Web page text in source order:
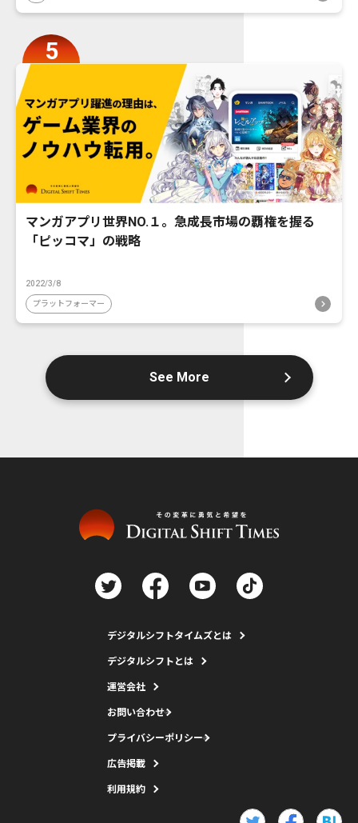
マンガアプリ世界NO.１。急成長市場の覇権を握る
「ピッコマ」の戦略
2022/3/8
プラットフォーマー
See More
デジタルシフトタイムズとは
デジタルシフトとは
運営会社
お問い合わせ
プライバシーポリシー
広告掲載
利用規約